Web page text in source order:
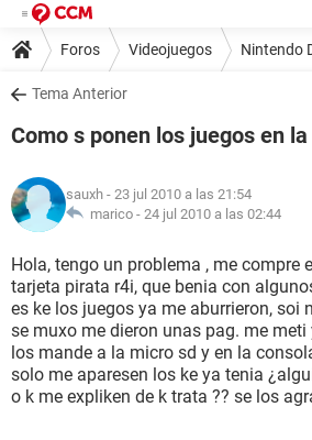
Foros Videojuegos Nintendo
Tema Anterior
Como s ponen los juegos en
sauxh - 23 jul 2010 a las 21:54
marico - 24 jul 2010 a las 02:44
Hola, tengo un problema , me compre
tarjeta pirata r4i, que benia con
es ke los juegos ya me aburrieron, soi
se muxo me dieron unas pag. me
los mande a la micro sd y en la
solo me aparesen los ke ya tenia
o k me expliken de k trata ?? se los